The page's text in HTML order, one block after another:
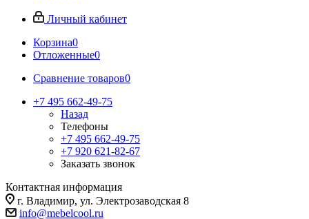
Личный кабинет
Корзина0
Отложенные0
Сравнение товаров0
+7 495 662-49-75
Назад
Телефоны
+7 495 662-49-75
+7 920 621-82-67
Заказать звонок
Контактная информация
г. Владимир, ул. Электрозаводская 8
info@mebelcool.ru